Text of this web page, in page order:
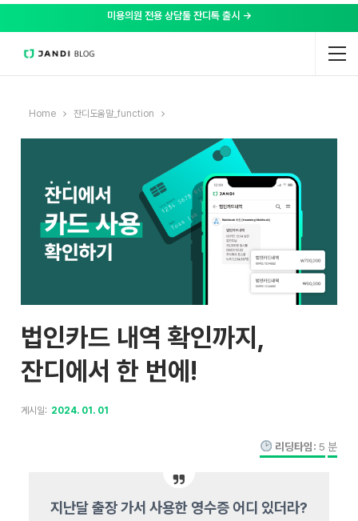
미용의원 전용 상담툴 잔디톡 출시 →
Home 잔디도움말_function
법인카드 내역 확인까지,
잔디에서 한 번에!
게시일: 2024. 01. 01
리딩타임: 5 분
지난달 출장 가서 사용한 영수증 어디 있더라?